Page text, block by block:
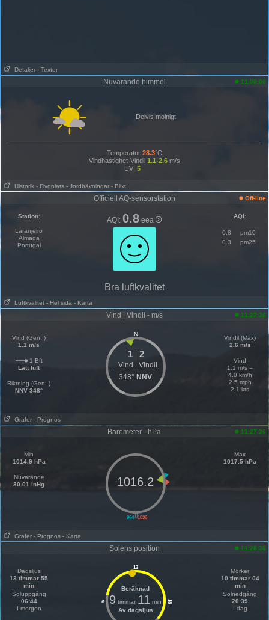
Detaljer - Texter
Nuvarande himmel 11:00:00
Delvis molnigt
Temperatur 28.3°C
Vindhastighet-Vindil 1.1-2.6m/s
UVI5
Historik - Flygplats - Jordbävningar - Blixt
Officiell AQ-sensorstation Off-line
Station:
Laranjeiro
Almada
Portugal
AQI: 0.8 eea AQI:
0.8
pm10
0.3
pm25
Bra luftkvalitet
Luftkvalitet - Hel sida - Karta
Vind | Vindil - m/s 11:27:36
Vind (Gen. )
1.1 m/s
1 Bft
Lätt luft
Riktning (Gen. )
NNV 348°
N
1 2
Vind
Vindil
348° NNV
Vindil (Max)
2.6 m/s
Vind
1.1 m/s =
4.0 km/h
2.5 mph
2.1 kts
Grafer - Prognos
Barometer - hPa 11:27:36
Min
1014.9 hPa
Nuvarande
30.01 inHg
||
964 1036
1016.2
Max
1017.5 hPa
Grafer - Prognos - Karta
Solens position 11:28:36
Dagsljus
13 timmar 55
min
Soluppgång
06:44
I morgon
12
6 18
Beräknad
9 timmar 11 min
Av dagsljus
Mörker
10 timmar 04
min
Solnedgång
20:39
I dag